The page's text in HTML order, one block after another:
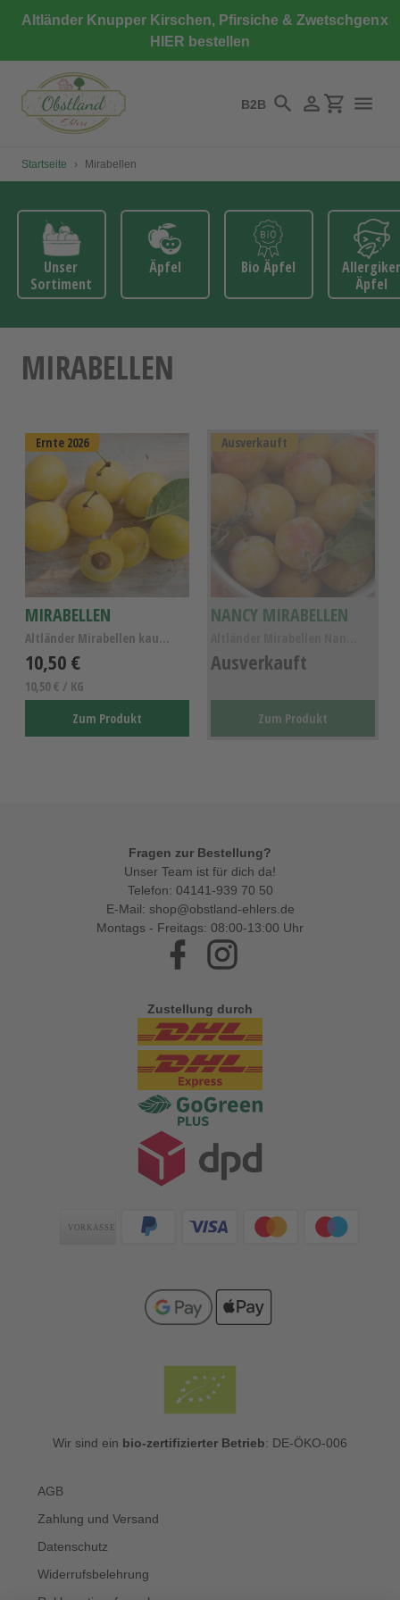
zumAltländer Knupper Kirschen, Pfirsiche & Zwetschgen
HIER bestellen
x
B2B SuchenEinloggen
Startseite › Mirabellen
Unser
Sortiment
Äpfel Bio Äpfel
Äpfel
MIRABELLEN
Ernte 2026
MIRABELLEN
Altländer Mirabellen kaufen, Mirabellen KL.I
10,50 €
10,50 € / KG
Zum Produkt
Ausverkauft
NANCY MIRABELLEN
Ausverkauft
Zum Produkt
Fragen zur Bestellung?
Unser Team ist für dich da!
Telefon: 04141-939 70 50
E-Mail: shop@obstland-ehlers.de
Montags - Freitags: 08:00-13:00 Uhr
Facebook
Zustellung durch
Zahlungsarten
Wir sind ein bio-zertifizierter Betrieb: DE-ÖKO-006
AGB
Zahlung und Versand
Datenschutz
Widerrufsbelehrung